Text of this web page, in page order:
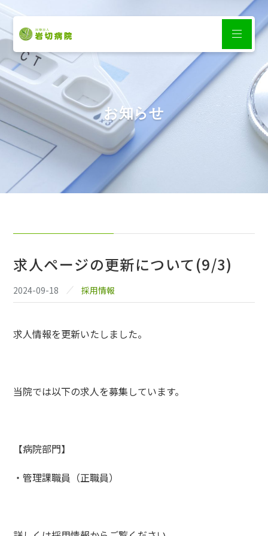
お知らせ
求人ページの更新について(9/3)
2024-09-18 採用情報
求人情報を更新いたしました。
当院では以下の求人を募集しています。
【病院部門】
・管理課職員（正職員）